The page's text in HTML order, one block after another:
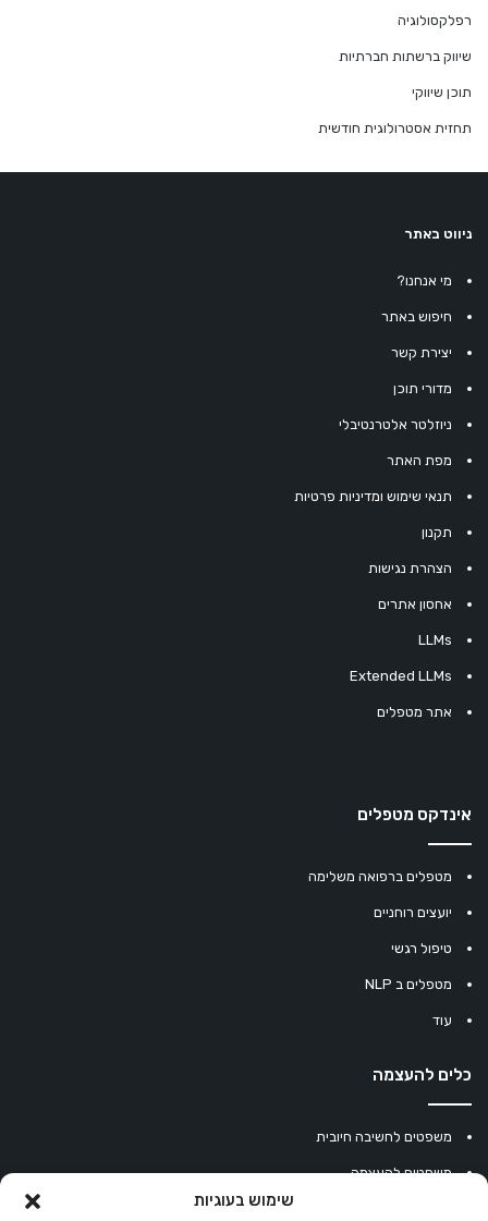
שימוש בעוגיות
רפלקסולוגיה
שיווק ברשתות חברתיות
תוכן שיווקי
תחזית אסטרולוגית חודשית
ניווט באתר
מי אנחנו?
חיפוש באתר
יצירת קשר
מדורי תוכן
ניוזלטר אלטרנטיבלי
מפת האתר
תנאי שימוש ומדיניות פרטיות
תקנון
הצהרת נגישות
אחסון אתרים
LLMs
Extended LLMs
אתר מטפלים
אינדקס מטפלים
מטפלים ברפואה משלימה
יועצים רוחניים
טיפול רגשי
מטפלים ב NLP
עוד
כלים להעצמה
משפטים לחשיבה חיובית
משפטים להעצמה